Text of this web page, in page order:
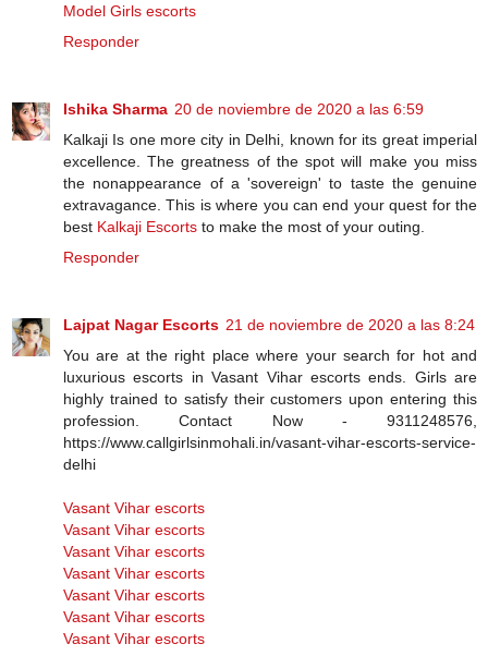
Model Girls escorts
Responder
Ishika Sharma 20 de noviembre de 2020 a las 6:59
Kalkaji Is one more city in Delhi, known for its great imperial
excellence. The greatness of the spot will make you miss
the nonappearance of a 'sovereign' to taste the genuine
extravagance. This is where you can end your quest for the
best Kalkaji Escorts to make the most of your outing.
Responder
Lajpat Nagar Escorts 21 de noviembre de 2020 a las 8:24
You are at the right place where your search for hot and
luxurious escorts inVasant Vihar escortsends. Girls are
highly trained to satisfy their customers upon entering this
profession. Contact Now - 9311248576,
https://www.callgirlsinmohali.in/vasant-vihar-escorts-service-
delhi
Vasant Vihar escorts
Vasant Vihar escorts
Vasant Vihar escorts
Vasant Vihar escorts
Vasant Vihar escorts
Vasant Vihar escorts
Vasant Vihar escorts